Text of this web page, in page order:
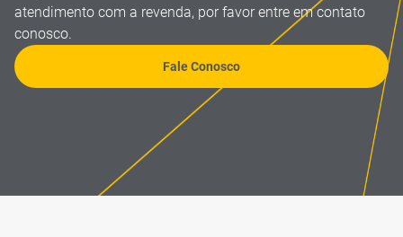
atendimento com a revenda, por favor entre em contato
conosco.
Fale Conosco